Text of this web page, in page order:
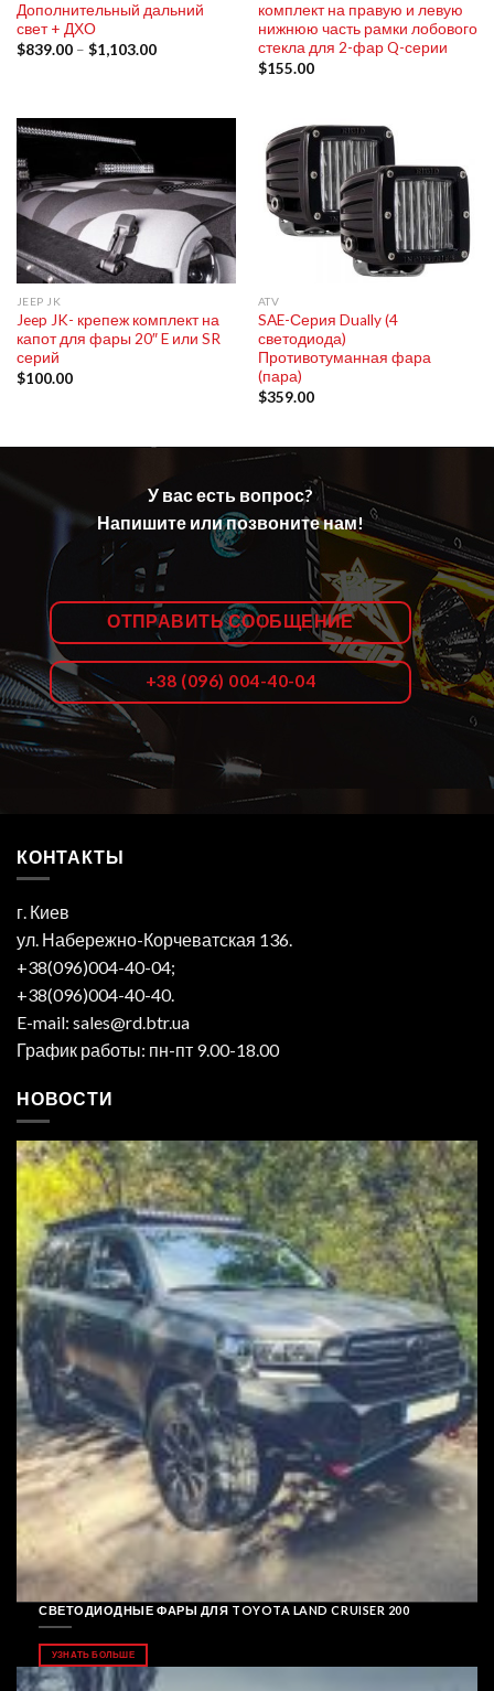
Дополнительный дальний
свет + ДХО
$839.00– $1,103.00
комплект на правую и левую
нижнюю часть рамки лобового
стекла для 2-фар Q-серии
$155.00
JEEP JK
Jeep JK- крепеж комплект на
капот для фары 20″ E или SR
серий
$100.00
ATV
SAE-Серия Dually (4
светодиода)
Противотуманная фара
(пара)
$359.00
У вас есть вопрос?
Напишите или позвоните нам!
ОТПРАВИТЬ СООБЩЕНИЕ
+38 (096) 004-40-04
КОНТАКТЫ
г. Киев
ул. Набережно-Корчеватская 136.
+38(096)004-40-04;
+38(096)004-40-40.
E-mail: sales@rd.btr.ua
График работы: пн-пт 9.00-18.00
НОВОСТИ
СВЕТОДИОДНЫЕ ФАРЫ ДЛЯ TOYOTA LAND CRUISER 200
УЗНАТЬ БОЛЬШЕ